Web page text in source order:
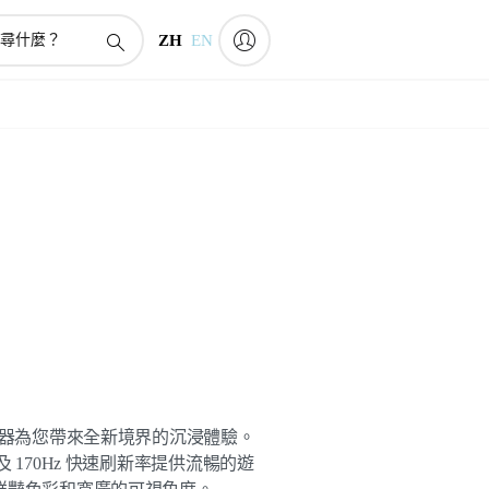
ZH EN
為您帶來全新境界的沉浸體驗。
170Hz 快速刷新率提供流暢的遊